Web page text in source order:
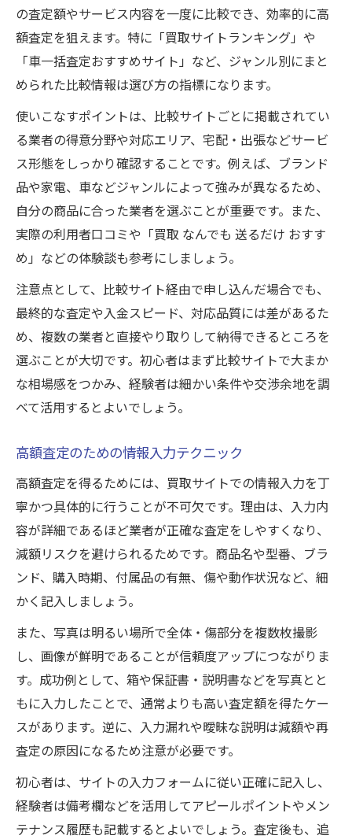
の査定額やサービス内容を一度に比較でき、効率的に高
額査定を狙えます。特に「買取サイトランキング」や
「車一括査定おすすめサイト」など、ジャンル別にまと
められた比較情報は選び方の指標になります。
使いこなすポイントは、比較サイトごとに掲載されてい
る業者の得意分野や対応エリア、宅配・出張などサービ
ス形態をしっかり確認することです。例えば、ブランド
品や家電、車などジャンルによって強みが異なるため、
自分の商品に合った業者を選ぶことが重要です。また、
実際の利用者口コミや「買取 なんでも 送るだけ おすす
め」などの体験談も参考にしましょう。
注意点として、比較サイト経由で申し込んだ場合でも、
最終的な査定や入金スピード、対応品質には差があるた
め、複数の業者と直接やり取りして納得できるところを
選ぶことが大切です。初心者はまず比較サイトで大まか
な相場感をつかみ、経験者は細かい条件や交渉余地を調
べて活用するとよいでしょう。
高額査定のための情報入力テクニック
高額査定を得るためには、買取サイトでの情報入力を丁
寧かつ具体的に行うことが不可欠です。理由は、入力内
容が詳細であるほど業者が正確な査定をしやすくなり、
減額リスクを避けられるためです。商品名や型番、ブラ
ンド、購入時期、付属品の有無、傷や動作状況など、細
かく記入しましょう。
また、写真は明るい場所で全体・傷部分を複数枚撮影
し、画像が鮮明であることが信頼度アップにつながりま
す。成功例として、箱や保証書・説明書などを写真とと
もに入力したことで、通常よりも高い査定額を得たケー
スがあります。逆に、入力漏れや曖昧な説明は減額や再
査定の原因になるため注意が必要です。
初心者は、サイトの入力フォームに従い正確に記入し、
経験者は備考欄などを活用してアピールポイントやメン
テナンス履歴も記載するとよいでしょう。査定後も、追